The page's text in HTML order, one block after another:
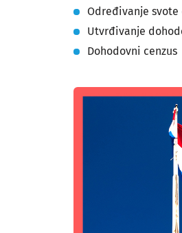
Određivanje
Utvrđivanje
Dohodovni cenzus